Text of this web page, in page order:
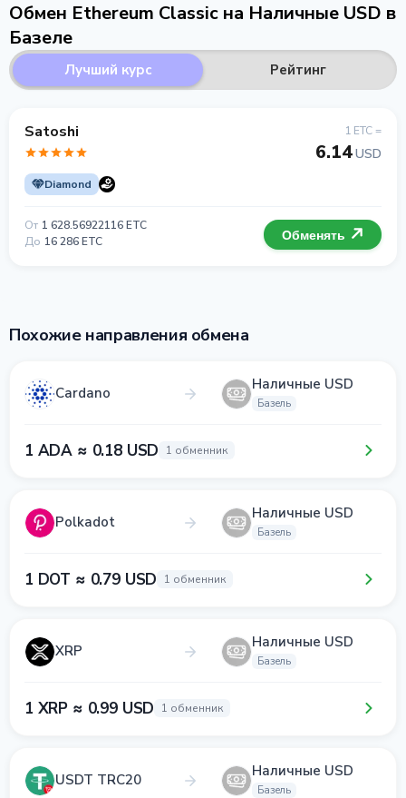
Обмен Ethereum Classic на Наличные USD в
Базеле
Лучший курс Рейтинг
Satoshi
Diamond
1 ETC =
6.14USD
От 1 628.56922116 ETC
До 16 286 ETC Обменять
Похожие направления обмена
Cardano Наличные USD
Базель
1 ADA ≈ 0.18 USD 1 обменник
Polkadot Наличные USD
Базель
1 DOT ≈ 0.79 USD 1 обменник
XRP Наличные USD
Базель
1 XRP ≈ 0.99 USD 1 обменник
USDT TRC20 Наличные USD
Базель